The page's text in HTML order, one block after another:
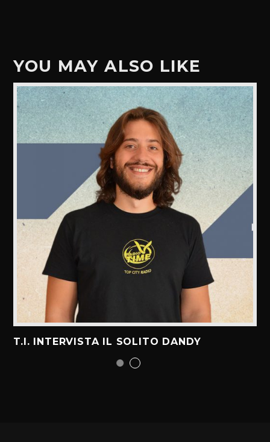
YOU MAY ALSO LIKE
T.I. INTERVISTA IL SOLITO DANDY